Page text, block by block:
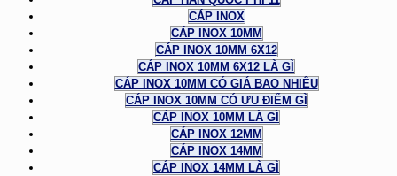
CÁP INOX
CÁP INOX 10MM
CÁP INOX 10MM 6X12
CÁP INOX 10MM 6X12 LÀ GÌ
CÁP INOX 10MM CÓ GIÁ BAO NHIÊU
CÁP INOX 10MM CÓ ƯU ĐIỂM GÌ
CÁP INOX 10MM LÀ GÌ
CÁP INOX 12MM
CÁP INOX 14MM
CÁP INOX 14MM LÀ GÌ